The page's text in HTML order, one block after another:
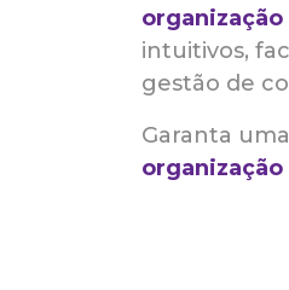
intuitivos,
gestão de
Garanta uma